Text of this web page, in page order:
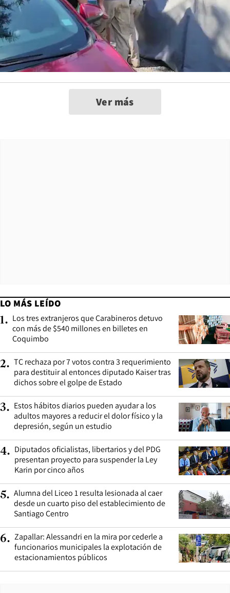
Ver más
LO MÁS LEÍDO
1. Los tres extranjeros que Carabineros detuvo
con más de $540 millones en billetes en
Coquimbo
2. TC rechaza por 7 votos contra 3 requerimiento
para destituir al entonces diputado Kaiser tras
dichos sobre el golpe de Estado
3. Estos hábitos diarios pueden ayudar a los
adultos mayores a reducir el dolor físico y la
depresión, según un estudio
4. Diputados oficialistas, libertarios y del PDG
presentan proyecto para suspender la Ley
Karin por cinco años
5. Alumna del Liceo 1 resulta lesionada al caer
desde un cuarto piso del establecimiento de
Santiago Centro
6. Zapallar: Alessandri en la mira por cederle a
funcionarios municipales la explotación de
estacionamientos públicos